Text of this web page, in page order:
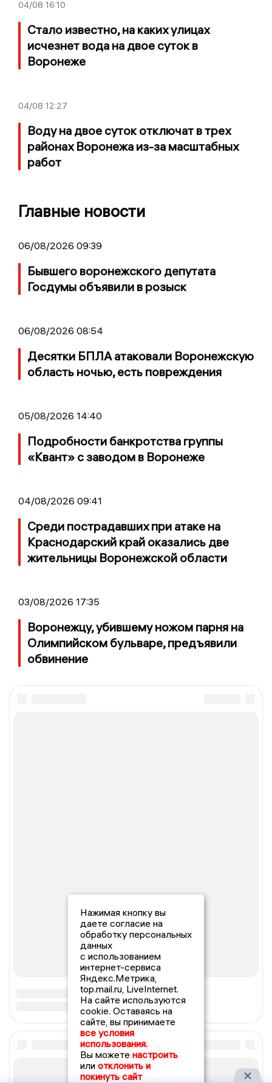
04/08 16:10
Стало известно, на каких улицах
исчезнет вода на двое суток в
Воронеже
04/08 12:27
Воду на двое суток отключат в трех
районах Воронежа из-за масштабных
работ
Главные новости
06/08/2026 09:39
Бывшего воронежского депутата
Госдумы объявили в розыск
06/08/2026 08:54
Десятки БПЛА атаковали Воронежскую
область ночью, есть повреждения
05/08/2026 14:40
Подробности банкротства группы
«Квант» с заводом в Воронеже
04/08/2026 09:41
Среди пострадавших при атаке на
Краснодарский край оказались две
жительницы Воронежской области
03/08/2026 17:35
Воронежцу, убившему ножом парня на
Олимпийском бульваре, предъявили
обвинение
Нажимая кнопку вы
даете согласие на
обработку персональных
данных
с использованием
интернет-сервиса
Яндекс.Метрика,
top.mail.ru, LiveInternet.
На сайте используются
cookie. Оставаясь на
сайте, вы принимаете
все условия
использования.
Вы можете настроить
или отклонить и
покинуть сайт